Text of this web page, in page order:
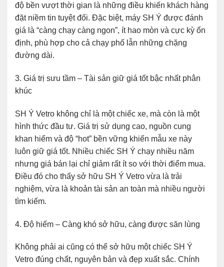
độ bền vượt thời gian là những điều khiến khách hàng
đặt niềm tin tuyệt đối. Đặc biệt, máy SH Ý được đánh
giá là “càng chạy càng ngon”, ít hao mòn và cực kỳ ổn
định, phù hợp cho cả chạy phố lẫn những chặng
đường dài.
3. Giá trị sưu tầm – Tài sản giữ giá tốt bậc nhất phân
khúc
SH Ý Vetro không chỉ là một chiếc xe, mà còn là một
hình thức đầu tư. Giá trị sử dụng cao, nguồn cung
khan hiếm và độ “hot” bền vững khiến mẫu xe này
luôn giữ giá tốt. Nhiều chiếc SH Ý chạy nhiều năm
nhưng giá bán lại chỉ giảm rất ít so với thời điểm mua.
Điều đó cho thấy sở hữu SH Ý Vetro vừa là trải
nghiệm, vừa là khoản tài sản an toàn mà nhiều người
tìm kiếm.
4. Độ hiếm – Càng khó sở hữu, càng được săn lùng
Không phải ai cũng có thể sở hữu một chiếc SH Ý
Vetro đúng chất, nguyên bản và đẹp xuất sắc. Chính